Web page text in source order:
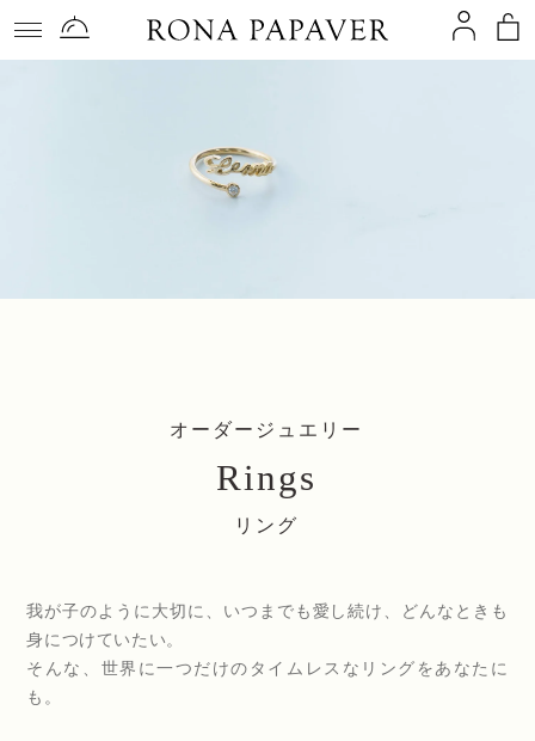
ンツに
オーダージュエリー
Rings
リング
我が子のように大切に、いつまでも愛し続け、どんなときも
身につけていたい。
そんな、世界に一つだけのタイムレスなリングをあなたに
も。